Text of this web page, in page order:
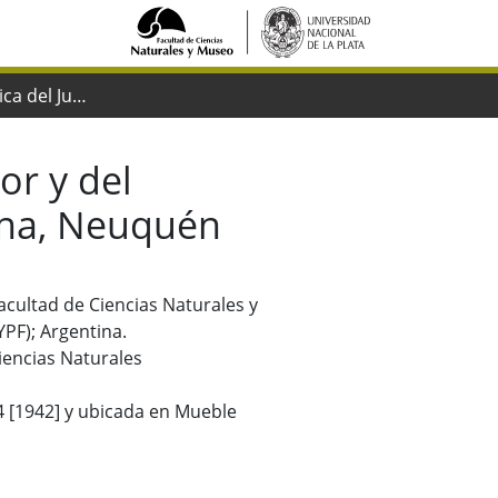
Sobre la tectónica del Jurásico superior y del Supracretácico en los alrededores del Cerro Lotena, Neuquén
y del
Neuquén
de Ciencias Naturales y
Argentina.
Naturales
[1942] y ubicada en Mueble